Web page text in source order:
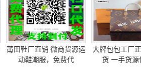
莆田鞋厂直销 微商货源运
动鞋潮服，免费代
大牌包包工厂
货 一手货源